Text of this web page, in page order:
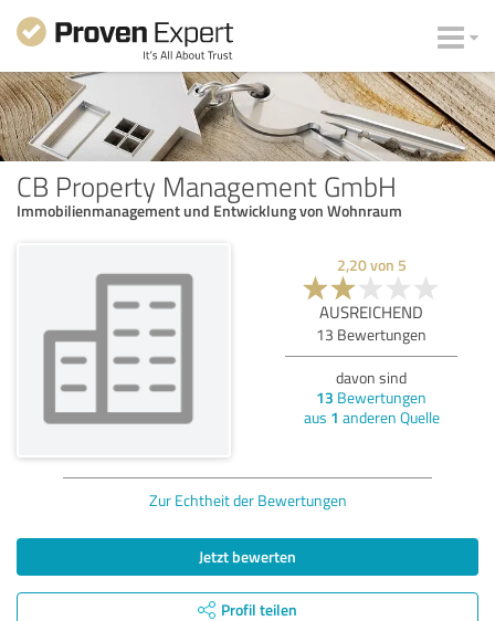
CB Property Management GmbH
Immobilienmanagement und Entwicklung von Wohnraum
2,20von 5
AUSREICHEND
13 Bewertungen
davon sind
13 Bewertungen
aus 1 anderen Quelle
Zur Echtheit der Bewertungen
Jetzt bewerten
Profil teilen